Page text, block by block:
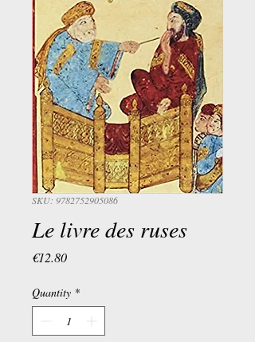
SKU: 9782752905086
Le livre des ruses
€12.80Price
Quantity *